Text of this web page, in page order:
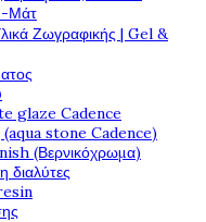
-Μάτ
Ζωγραφικής | Gel &
glaze Cadence
(aqua stone Cadence)
(Βερνικόχρωμα)
διαλύτες